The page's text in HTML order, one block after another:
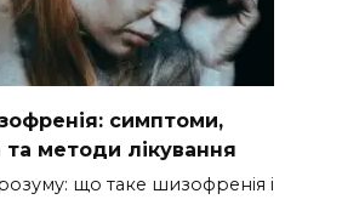
симптоми,
та методи лікування
розуму: що таке шизофренія і